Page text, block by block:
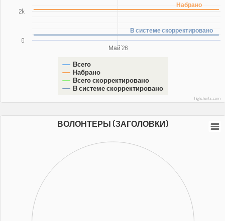
Набрано
В системе скорректировано
Май '26
0
2k
Всего
Набрано
Всего скорректировано
В системе скорректировано
Highcharts.com
ВОЛОНТЕРЫ (ЗАГОЛОВКИ)